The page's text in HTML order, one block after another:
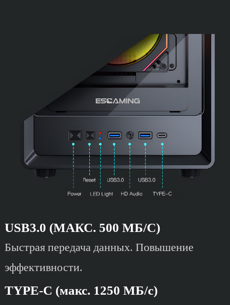
USB3.0 (МАКС. 500 МБ/С)
Быстрая передача данных. Повышение
эффективности.
TYPE-C (макс. 1250 МБ/с)